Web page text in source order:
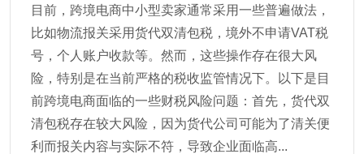
目前，跨境电商中小型卖家通常采用一些普遍做法，
比如物流报关采用货代双清包税，境外不申请VAT税
号，个人账户收款等。然而，这些操作存在很大风
险，特别是在当前严格的税收监管情况下。以下是目
前跨境电商面临的一些财税风险问题：首先，货代双
清包税存在较大风险，因为货代公司可能为了清关便
利而报关内容与实际不符，导致企业面临高...